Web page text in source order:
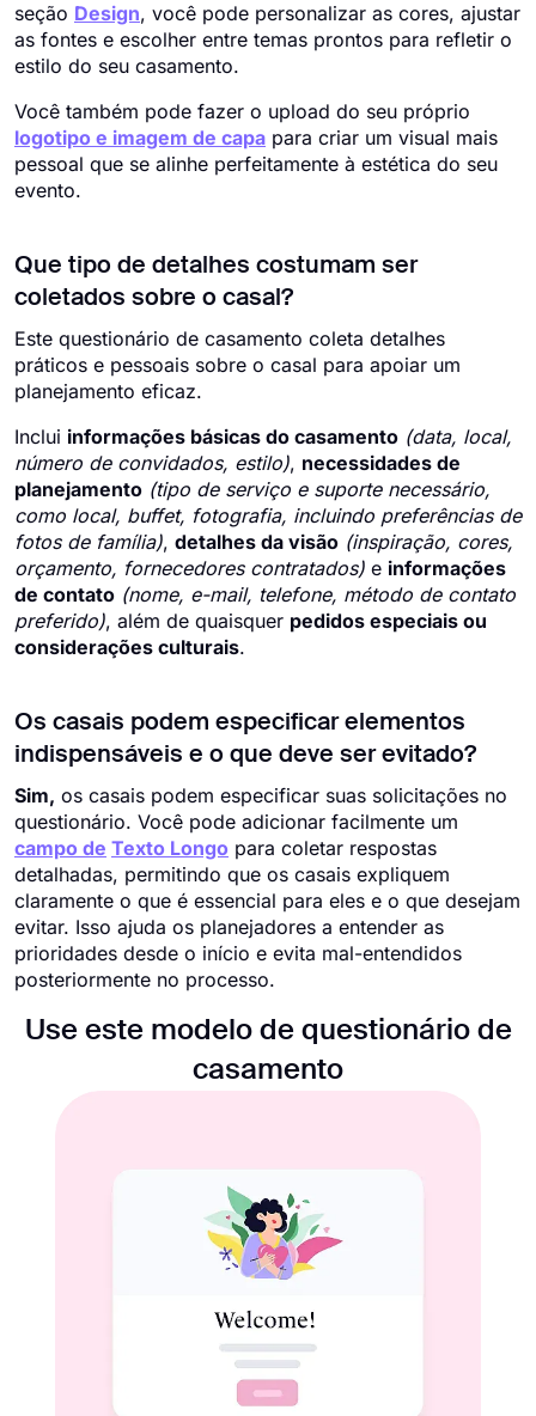
seção Design, você pode personalizar as cores, ajustar
as fontes e escolher entre temas prontos para refletir o
estilo do seu casamento.
Você também pode fazer o upload do seu próprio
logotipo e imagem de capa para criar um visual mais
pessoal que se alinhe perfeitamente à estética do seu
evento.
Que tipo de detalhes costumam ser
coletados sobre o casal?
Este questionário de casamento coleta detalhes
práticos e pessoais sobre o casal para apoiar um
planejamento eficaz.
Inclui informações básicas do casamento (data, local,
número de convidados, estilo), necessidades de
planejamento (tipo de serviço e suporte necessário,
como local, buffet, fotografia, incluindo preferências de
fotos de família), detalhes da visão (inspiração, cores,
orçamento, fornecedores contratados) e informações
de contato (nome, e-mail, telefone, método de contato
preferido), além de quaisquer pedidos especiais ou
considerações culturais.
Os casais podem especificar elementos
indispensáveis e o que deve ser evitado?
Sim, os casais podem especificar suas solicitações no
questionário. Você pode adicionar facilmente um
campo de Texto Longo para coletar respostas
detalhadas, permitindo que os casais expliquem
claramente o que é essencial para eles e o que desejam
evitar. Isso ajuda os planejadores a entender as
prioridades desde o início e evita mal-entendidos
posteriormente no processo.
Use este modelo de questionário de
casamento